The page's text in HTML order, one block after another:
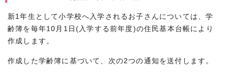
新1年生として小学校へ入学されるお子さんについては、学
齢簿を毎年10月1日(入学する前年度)の住民基本台帳により
作成します。
作成した学齢簿に基づいて、次の2つの通知を送付します。